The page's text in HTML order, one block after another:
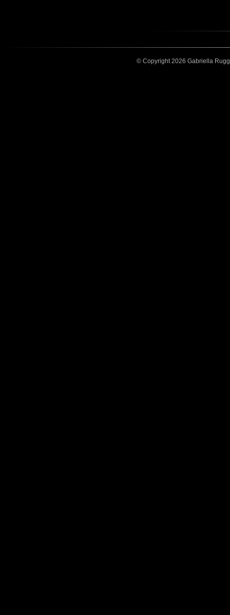
© Copyright 2026 Gabriella